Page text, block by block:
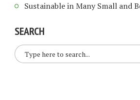
Sustainable in Many Small and
SEARCH